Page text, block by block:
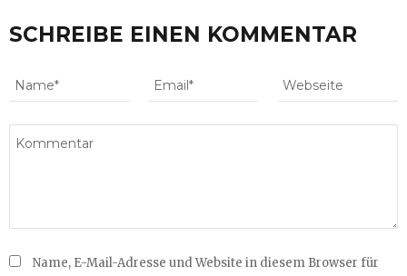
SCHREIBE EINEN KOMMENTAR
Name, E-Mail-Adresse und Website in diesem Browser für